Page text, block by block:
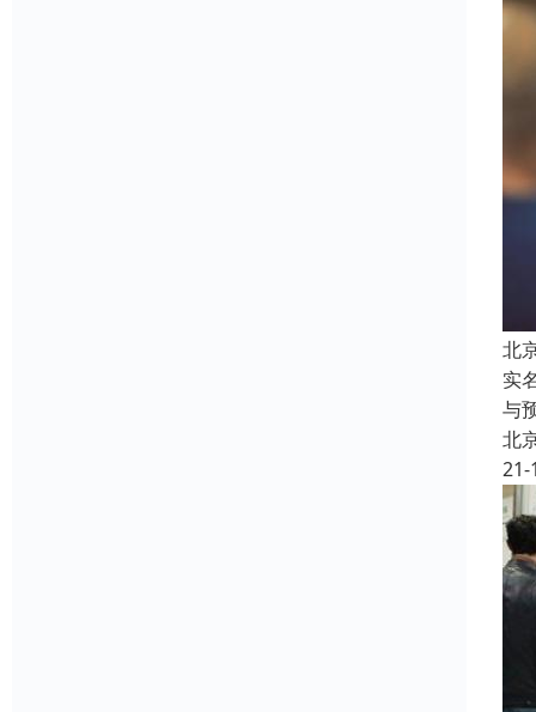
北
实
与
北
21-